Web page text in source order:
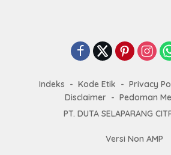
Indeks Kode Etik Privacy
Disclaimer
Pedoman
PT. DUTA SELAPARANG
Versi Non AMP